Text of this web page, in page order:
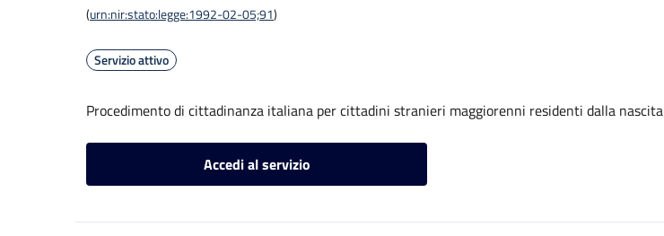
(urn:nir:stato:legge:1992-02-05;91)
Servizio attivo
Procedimento di cittadinanza italiana per cittadini stranieri maggiorenni residenti dalla nascita
Accedi al servizio